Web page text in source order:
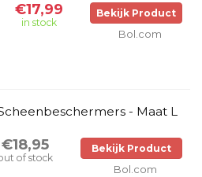
€17,99
in stock
Bekijk Product
Bol.com
- Maat L
€18,95
of stock
Bekijk Product
Bol.com